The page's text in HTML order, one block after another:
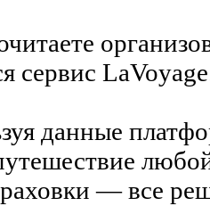
сервис
данные
— все